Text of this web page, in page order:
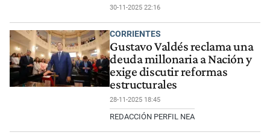
30-11-2025 22:16
CORRIENTES
Gustavo Valdés reclama una
deuda millonaria a Nación y
exige discutir reformas
estructurales
28-11-2025 18:45
REDACCIÓN PERFIL NEA